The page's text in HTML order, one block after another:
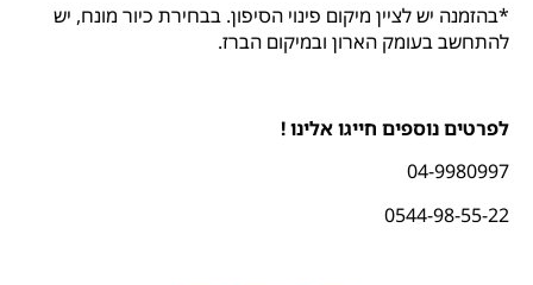
*בהזמנה יש לציין מיקום פינוי הסיפון. בבחירת כיור מונח, יש
להתחשב בעומק הארון ובמיקום הברז.
לפרטים נוספים חייגו אלינו !
04-9980997
0544-98-55-22